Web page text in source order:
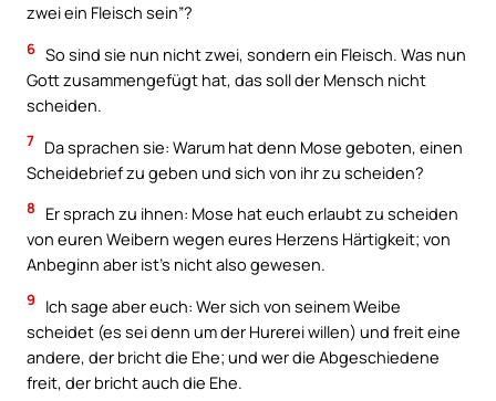
zwei ein Fleisch sein”?
6 So sind sie nun nicht zwei, sondern ein Fleisch. Was nun
Gott zusammengefügt hat, das soll der Mensch nicht
scheiden.
7 Da sprachen sie: Warum hat denn Mose geboten, einen
Scheidebrief zu geben und sich von ihr zu scheiden?
8
Er sprach zu ihnen: Mose hat euch erlaubt zu scheiden
von euren Weibern wegen eures Herzens Härtigkeit; von
Anbeginn aber ist’s nicht also gewesen.
9
Ich sage aber euch: Wer sich von seinem Weibe
scheidet (es sei denn um der Hurerei willen) und freit eine
andere, der bricht die Ehe; und wer die Abgeschiedene
freit, der bricht auch die Ehe.